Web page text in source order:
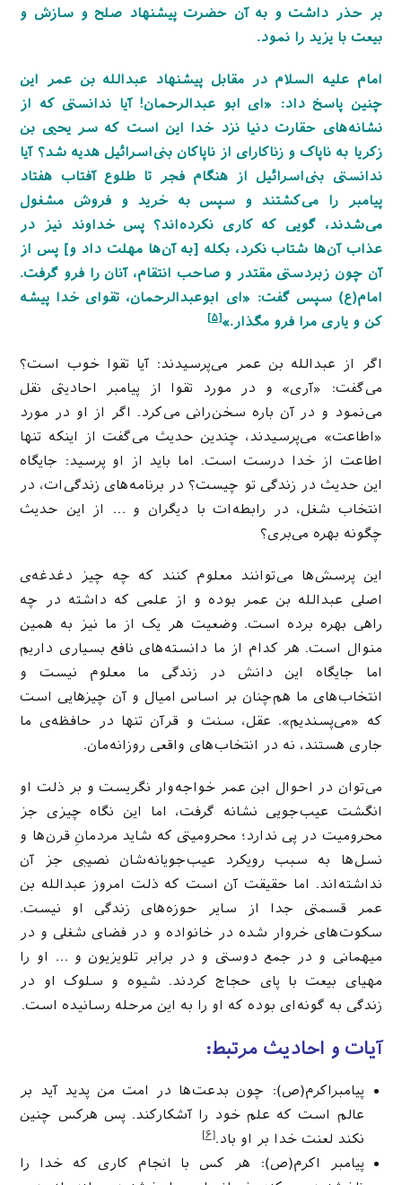
بر حذر داشت و به آن حضرت پیشنهاد صلح و سازش و
بیعت با یزید را نمود.
امام علیه السلام در مقابل پیشنهاد عبدالله بن عمر این
چنین پاسخ داد: «ای ابو عبدالرحمان! آیا ندانستی که از
نشانه‌های حقارت دنیا نزد خدا این است که سر یحیی بن
زکریا به ناپاک و زناکارای از ناپاکان بنی‌اسرائیل هدیه شد؟ آیا
ندانستی بنی‌اسرائیل از هنگام فجر تا طلوع آفتاب هفتاد
پیامبر را می‌کشتند و سپس به خرید و فروش مشغول
می‌شدند، گویی که کاری نکرده‌اند؟ پس خداوند نیز در
عذاب آن‌ها شتاب نکرد، بکله [به آن‌ها مهلت داد و] پس از
آن چون زبردستی مقتدر و صاحب انتقام، آنان را فرو گرفت.
امام(ع) سپس گفت: «ای ابوعبدالرحمان، تقوای خدا پیشه
کن و یاری مرا فرو مگذار.»[۵]
اگر از عبدالله بن عمر می‌پرسیدند: آیا تقوا خوب است؟
می‌گفت: «آری» و در مورد تقوا از پیامبر احادیثی نقل
می‌نمود و در آن باره سخن‌رانی می‌کرد. اگر از او در مورد
«اطاعت» می‌پرسیدند، چندین حدیث می‌گفت از اینکه تنها
اطاعت از خدا درست است. اما باید از او ‌پرسید: جایگاه
این حدیث در زندگی تو چیست؟ در برنامه‌های زندگی‌ات، در
انتخاب شغل، در رابطه‌ات با دیگران و … از این حدیث
چگونه بهره می‌بری؟
این پرسش‌ها می‌توانند معلوم کنند که چه چیز دغدغه‌ی
اصلی عبدالله بن عمر بوده و از علمی که داشته در چه
راهی بهره برده است. وضعیت هر یک از ما نیز به همین
منوال است. هر کدام از ما دانسته‌های نافع بسیاری داریم
اما جایگاه این دانش در زندگی ما معلوم نیست و
انتخاب‌های ما هم‌چنان بر اساس امیال و آن چیزهایی است
که «می‌پسندیم». عقل، سنت و قرآن تنها در حافظه‌ی ما
جاری هستند، نه در انتخاب‌های واقعی روزانه‌مان.
می‌توان در احوال ابن عمر خواجه‌وار نگریست و بر ذلت او
انگشت عیب‌جویی نشانه گرفت، اما این نگاه چیزی جز
محرومیت در پی ندارد؛ محرومیتی که شاید مردمانِ قرن‌ها و
نسل‌ها به سبب رویکرد عیب‌جویانه‌شان نصیبی جز آن
نداشته‌اند. اما حقیقت آن است که ذلت امروز عبدالله بن
عمر قسمتی جدا از سایر حوزه‌های زندگی او نیست.
سکوت‌های خروار شده در خانواده و در فضای شغلی و در
میهمانی و در جمع دوستی و در برابر تلویزیون و … او را
مهیای بیعت با پای حجاج کردند. شیوه و سلوک او در
زندگی به گونه‌ای بوده که او را به این مرحله رسانیده است.
آیات و احادیث مرتبط:
پیامبراکرم(ص): چون‌ بدعت‌ها در امت ‌من پدید ‌آید بر
عالم است که ‌علم خود ‌را ‌آشکار‌کند. پس ‌هر‌کس چنین
‌نکند لعنت ‌خدا بر او باد.[۶]
پیامبر اکرم(ص): هر کس با انجام کاری که خدا را